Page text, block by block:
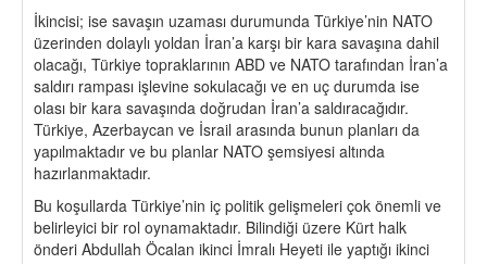
İkincisi; ise savaşın uzaması durumunda Türkiye’nin NATO
üzerinden dolaylı yoldan İran’a karşı bir kara savaşına dahil
olacağı, Türkiye topraklarının ABD ve NATO tarafından İran’a
saldırı rampası işlevine sokulacağı ve en uç durumda ise
olası bir kara savaşında doğrudan İran’a saldıracağıdır.
Türkiye, Azerbaycan ve İsrail arasında bunun planları da
yapılmaktadır ve bu planlar NATO şemsiyesi altında
hazırlanmaktadır.
Bu koşullarda Türkiye’nin iç politik gelişmeleri çok önemli ve
belirleyici bir rol oynamaktadır. Bilindiği üzere Kürt halk
önderi Abdullah Öcalan ikinci İmralı Heyeti ile yaptığı ikinci